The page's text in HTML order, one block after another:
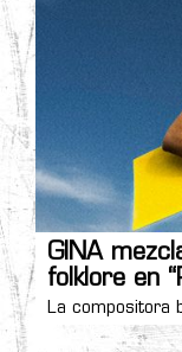
GINA
folklore en
La compositora